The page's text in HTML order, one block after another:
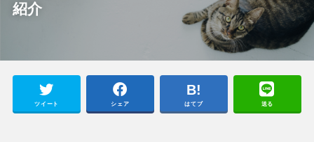
紹介
ツイート シェア はてブ 送る